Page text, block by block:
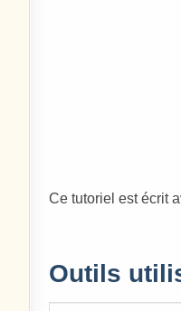
Ce tutoriel est écrit
Outils